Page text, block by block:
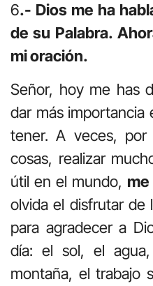
6.- Dios me ha
de su Palabra.
mi oración.
Señor, hoy me has
dar más importancia
tener. A veces, por
cosas, realizar
útil en el mundo,
olvida el disfrutar de
para agradecer a
día: el sol, el
montaña, el trabajo